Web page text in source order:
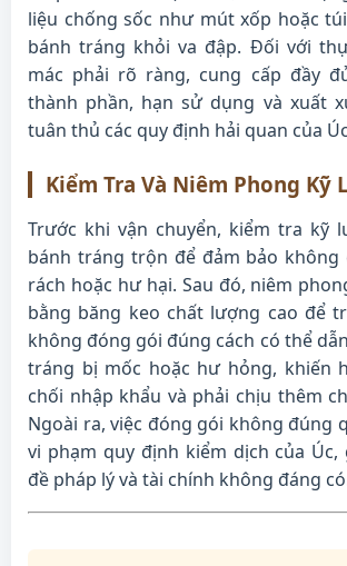
liệu chống sốc như mút xốp hoặc
bánh tráng khỏi va đập. Đối với
mác phải rõ ràng, cung cấp đầy
thành phần, hạn sử dụng và xuất
tuân thủ các quy định hải quan của
Kiểm Tra Và Niêm Phong Kỹ
Trước khi vận chuyển, kiểm tra kỹ
bánh tráng trộn để đảm bảo không
rách hoặc hư hại. Sau đó, niêm
bằng băng keo chất lượng cao để
không đóng gói đúng cách có thể
tráng bị mốc hoặc hư hỏng, khiến
chối nhập khẩu và phải chịu thêm
Ngoài ra, việc đóng gói không đúng
vi phạm quy định kiểm dịch của Úc,
đề pháp lý và tài chính không đáng